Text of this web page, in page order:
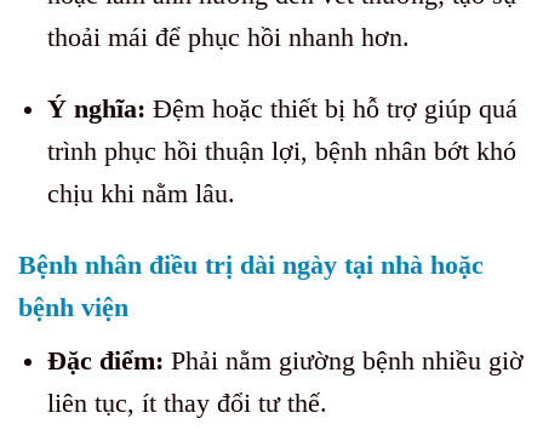
thoải mái để phục hồi nhanh hơn.
Ý nghĩa: Đệm hoặc thiết bị hỗ trợ giúp quá
trình phục hồi thuận lợi, bệnh nhân bớt khó
chịu khi nằm lâu.
Bệnh nhân điều trị dài ngày tại nhà hoặc
bệnh viện
Đặc điểm: Phải nằm giường bệnh nhiều giờ
liên tục, ít thay đổi tư thế.